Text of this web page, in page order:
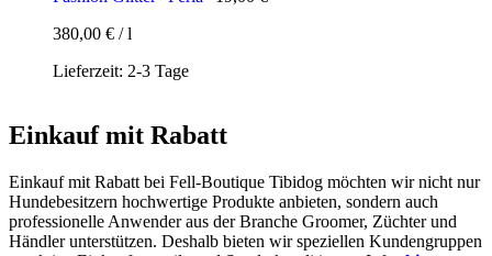
380,00 € /l
Lieferzeit: 2-3 Tage
Einkauf mit Rabatt
Einkauf mit Rabatt bei Fell-Boutique Tibidog möchten wir nicht nur
Hundebesitzern hochwertige Produkte anbieten, sondern auch
professionelle Anwender aus der Branche Groomer, Züchter und
Händler unterstützen. Deshalb bieten wir speziellen Kundengruppen